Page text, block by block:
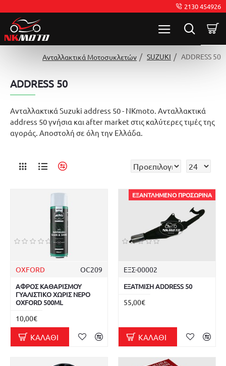
2130 454926
Ανταλλακτικά Μοτοσυκλετών SUZUKI ADDRESS 50
ADDRESS 50
Ανταλλακτικά Suzuki address 50 - NKmoto. Ανταλλακτικά
address 50 γνήσια και after market στις καλύτερες τιμές της
αγοράς. Αποστολή σε όλη την Ελλάδα.
OXFORD OC209
ΑΦΡΟΣ ΚΑΘΑΡΙΣΜΟΥ
ΓΥΑΛΙΣΤΙΚΟ ΧΩΡΙΣ ΝΕΡΟ
OXFORD 500ML
10,00€
ΚΑΛΆΘΙ
ΕΞΑΝΤΛΗΜΈΝΟ ΠΡΟΣΩΡΙΝΆ
ΕΞΣ-00002
ΕΞΑΤΜΙΣΗ ADDRESS 50
55,00€
ΚΑΛΆΘΙ